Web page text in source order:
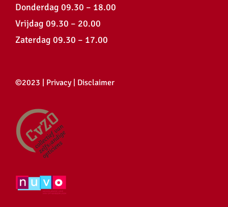
Donderdag 09.30 – 18.00
Vrijdag 09.30 – 20.00
Zaterdag 09.30 – 17.00
©2023 | Privacy| Disclaimer